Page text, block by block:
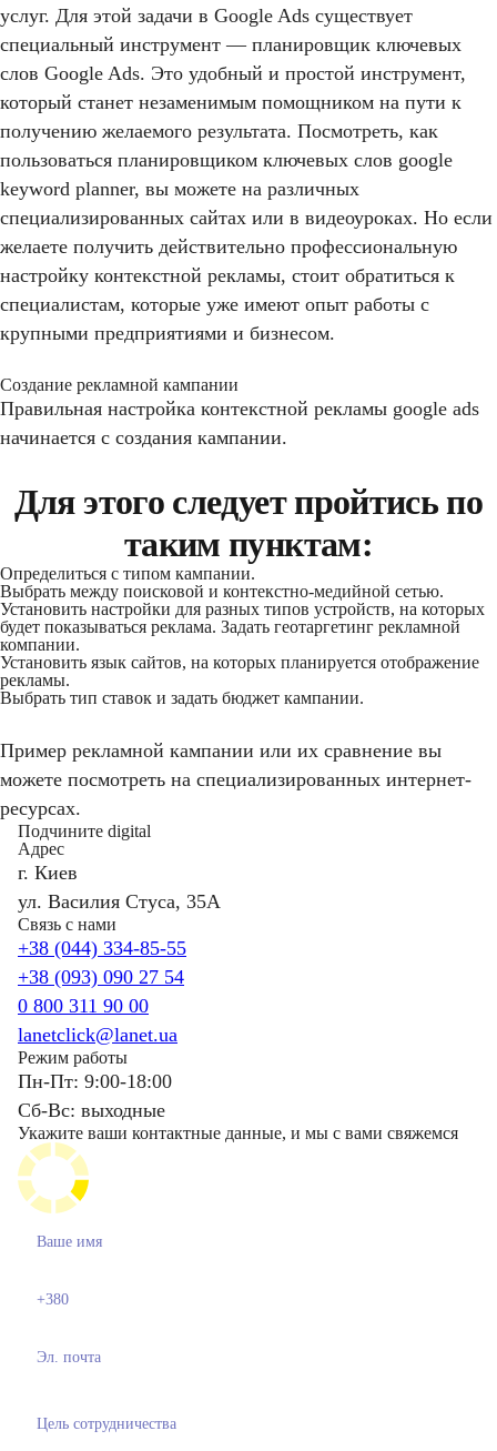
услуг. Для этой задачи в Google Ads существует
специальный инструмент — планировщик ключевых
слов Google Ads. Это удобный и простой инструмент,
который станет незаменимым помощником на пути к
получению желаемого результата. Посмотреть, как
пользоваться планировщиком ключевых слов google
keyword planner, вы можете на различных
специализированных сайтах или в видеоуроках. Но если
желаете получить действительно профессиональную
настройку контекстной рекламы, стоит обратиться к
специалистам, которые уже имеют опыт работы с
крупными предприятиями и бизнесом.
Создание рекламной кампании
Правильная настройка контекстной рекламы google ads
начинается с создания кампании.
Для этого следует пройтись по
таким пунктам:
Определиться с типом кампании.
Выбрать между поисковой и контекстно-медийной сетью.
Установить настройки для разных типов устройств, на которых
будет показываться реклама. Задать геотаргетинг рекламной
компании.
Установить язык сайтов, на которых планируется отображение
рекламы.
Выбрать тип ставок и задать бюджет кампании.
Пример рекламной кампании или их сравнение вы
можете посмотреть на специализированных интернет-
ресурсах.
Подчините digital
Адрес
г. Киев
ул. Василия Стуса, 35А
Связь с нами
+38 (044) 334-85-55
+38 (093) 090 27 54
0 800 311 90 00
lanetclick@lanet.ua
Режим работы
Пн-Пт: 9:00-18:00
Сб-Вс: выходные
Укажите ваши контактные данные, и мы с вами свяжемся